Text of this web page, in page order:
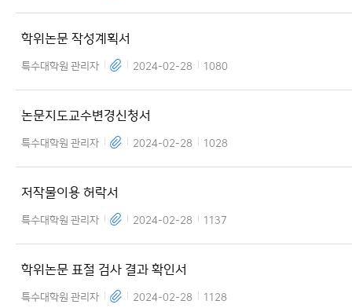
학위논문 작성계획서
특수대학원 관리자 2024-02-28 1080
논문지도교수변경신청서
특수대학원 관리자 2024-02-28 1028
저작물이용 허락서
특수대학원 관리자 2024-02-28 1137
학위논문 표절 검사 결과 확인서
특수대학원 관리자 2024-02-28 1128